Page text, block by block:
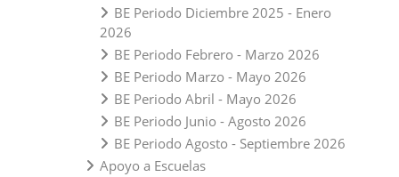
BE Periodo Diciembre 2025 - Enero
2026
BE Periodo Febrero - Marzo 2026
BE Periodo Marzo - Mayo 2026
BE Periodo Abril - Mayo 2026
BE Periodo Junio - Agosto 2026
BE Periodo Agosto - Septiembre 2026
Apoyo a Escuelas